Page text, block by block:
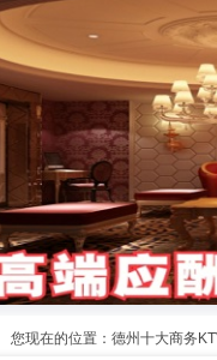
您现在的位置： 德州十大商务